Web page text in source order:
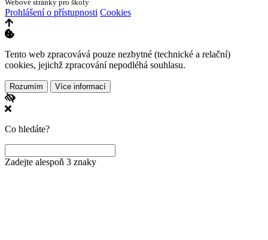
Webové stránky pro školy
Prohlášení o přístupnosti Cookies
Tento web zpracovává pouze nezbytné (technické a relační)
cookies, jejichž zpracování nepodléhá souhlasu.
Rozumím Více informací
Co hledáte?
Zadejte alespoň 3 znaky